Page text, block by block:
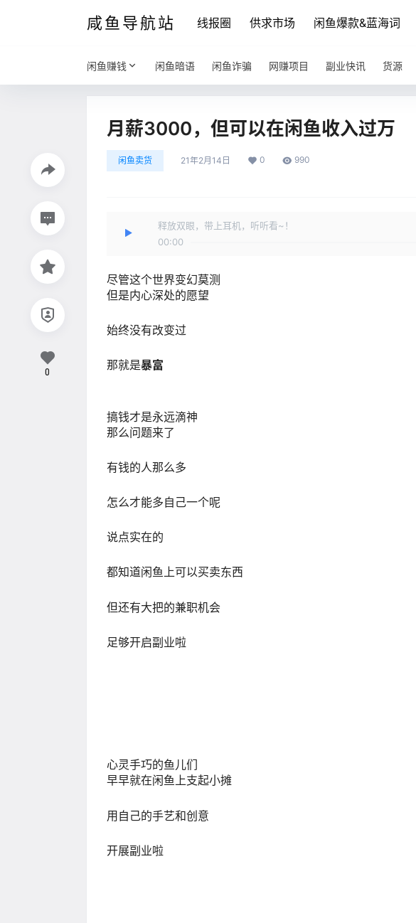
咸鱼导航站 线报圈 供求市场 闲鱼爆款&蓝海词
闲鱼赚钱 闲鱼暗语 闲鱼诈骗 网赚项目 副业快讯 货源
月薪3000，但可以在闲鱼收入过万
闲鱼卖货 21年2月14日 0 990
释放双眼，带上耳机，听听看~！
00:00
尽管这个世界变幻莫测
但是内心深处的愿望
始终没有改变过
那就是暴富
搞钱才是永远滴神
那么问题来了
有钱的人那么多
怎么才能多自己一个呢
说点实在的
都知道闲鱼上可以买卖东西
但还有大把的兼职机会
足够开启副业啦
心灵手巧的鱼儿们
早早就在闲鱼上支起小摊
用自己的手艺和创意
开展副业啦
0